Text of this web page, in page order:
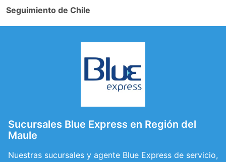
Seguimiento de Chile
Sucursales Blue Express en Región del
Maule
Nuestras sucursales y agente Blue Express de servicio,